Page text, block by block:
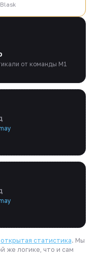
от команды M1
открытая статистика. Мы
же логике, что и сам